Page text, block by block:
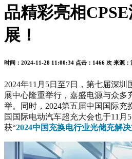
品精彩亮相
展！
时间：2024-11-28 11:00:34 点击：1466 次 来源：
2024年11月5日至7日，第七届深
展中心隆重举行，嘉盛电源与众多
举。
同时，2024第五届中国国际充
国国际电动汽车超充大会也于11月
获“2024中国充换电行业光储充解